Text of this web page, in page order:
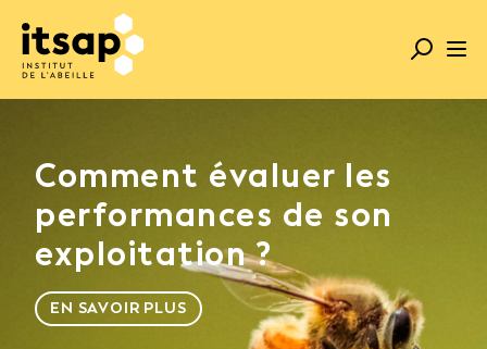
Comment évaluer les
performances de son
exploitation ?
EN SAVOIR PLUS